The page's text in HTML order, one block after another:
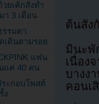
ต้นสัง
มินะพั
เนื่อง
บางง
คอนเ
ยเค้กสั่งทำ
า 3 เดือน
รรมดา
เดินตามรอย
แฟน
แค่ 40 คน
ะกอบโพสต์
ง